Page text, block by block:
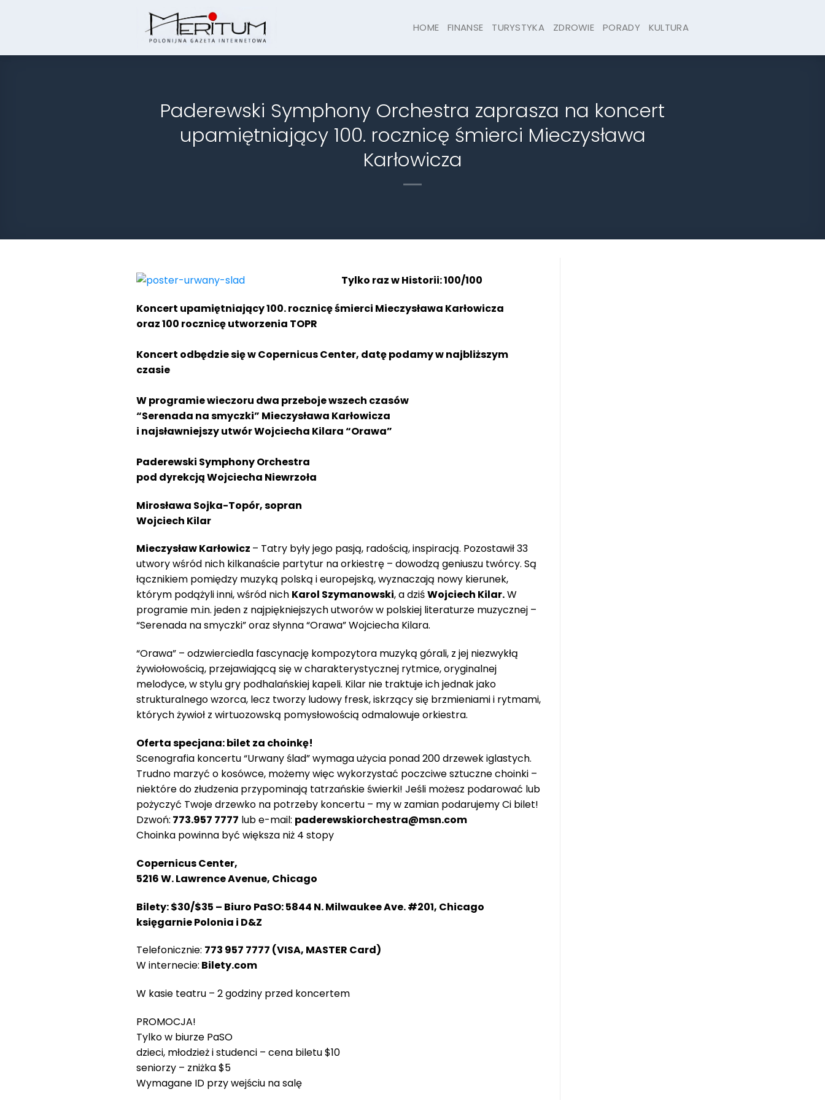
HOME FINANSE TURYSTYKA ZDROWIE PORADY KULTURA
Paderewski Symphony Orchestra zaprasza na koncert
upamiętniający 100. rocznicę śmierci Mieczysława
Karłowicza
Tylko raz w Historii: 100/100
Koncert upamiętniający 100. rocznicę śmierci Mieczysława Karłowicza
oraz 100 rocznicę utworzenia TOPR
Koncert odbędzie się w Copernicus Center, datę podamy w najbliższym
czasie
W programie wieczoru dwa przeboje wszech czasów
“Serenada na smyczki” Mieczysława Karłowicza
i najsławniejszy utwór Wojciecha Kilara “Orawa”
Paderewski Symphony Orchestra
pod dyrekcją Wojciecha Niewrzoła
Mirosława Sojka-Topór, sopran
Wojciech Kilar
Mieczysław Karłowicz – Tatry były jego pasją, radością, inspiracją. Pozostawił 33
utwory wśród nich kilkanaście partytur na orkiestrę – dowodzą geniuszu twórcy. Są
łącznikiem pomiędzy muzyką polską i europejską, wyznaczają nowy kierunek,
którym podążyli inni, wśród nich Karol Szymanowski, a dziśWojciech Kilar.W
programie m.in. jeden z najpiękniejszych utworów w polskiej literaturze muzycznej –
“Serenada na smyczki” oraz słynna “Orawa” Wojciecha Kilara.
“Orawa” – odzwierciedla fascynację kompozytora muzyką górali, z jej niezwykłą
żywiołowością, przejawiającą się w charakterystycznej rytmice, oryginalnej
melodyce, w stylu gry podhalańskiej kapeli. Kilar nie traktuje ich jednak jako
strukturalnego wzorca, lecz tworzy ludowy fresk, iskrzący się brzmieniami i rytmami,
których żywioł z wirtuozowską pomysłowością odmalowuje orkiestra.
Oferta specjana: bilet za choinkę!
Scenografia koncertu “Urwany ślad” wymaga użycia ponad 200 drzewek iglastych.
Trudno marzyć o kosówce, możemy więc wykorzystać poczciwe sztuczne choinki –
niektóre do złudzenia przypominają tatrzańskie świerki! Jeśli możesz podarować lub
pożyczyć Twoje drzewko na potrzeby koncertu – my w zamian podarujemy Ci bilet!
Dzwoń: 773.957 7777 lub e-mail: paderewskiorchestra@msn.com
Choinka powinna być większa niż 4 stopy
Copernicus Center,
5216 W. Lawrence Avenue, Chicago
Bilety: $30/$35 – Biuro PaSO: 5844 N. Milwaukee Ave. #201, Chicago
księgarnie Polonia i D&Z
Telefonicznie: 773 957 7777 (VISA, MASTER Card)
W internecie: Bilety.com
W kasie teatru – 2 godziny przed koncertem
PROMOCJA!
Tylko w biurze PaSO
dzieci, młodzież i studenci – cena biletu $10
seniorzy – zniżka $5
Wymagane ID przy wejściu na salę